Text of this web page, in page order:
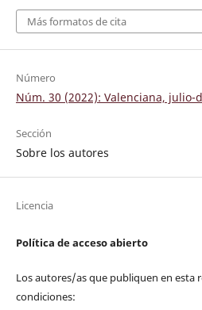
Más formatos de cita
Número
Núm. 30 (2022): Valenciana, julio-
Sección
Sobre los autores
Licencia
Política de acceso abierto
Los autores/as que publiquen en esta
condiciones: